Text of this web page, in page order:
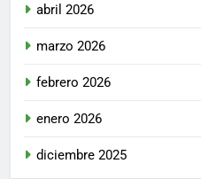
abril 2026
marzo 2026
febrero 2026
enero 2026
diciembre 2025